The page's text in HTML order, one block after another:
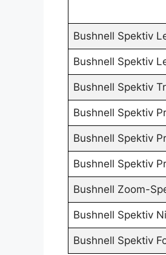
Bushnell Spektiv
Bushnell Spektiv
Bushnell Spektiv
Bushnell Spektiv
Bushnell Spektiv
Bushnell Spektiv
Bushnell Zoom-
Bushnell Spektiv
Bushnell Spektiv